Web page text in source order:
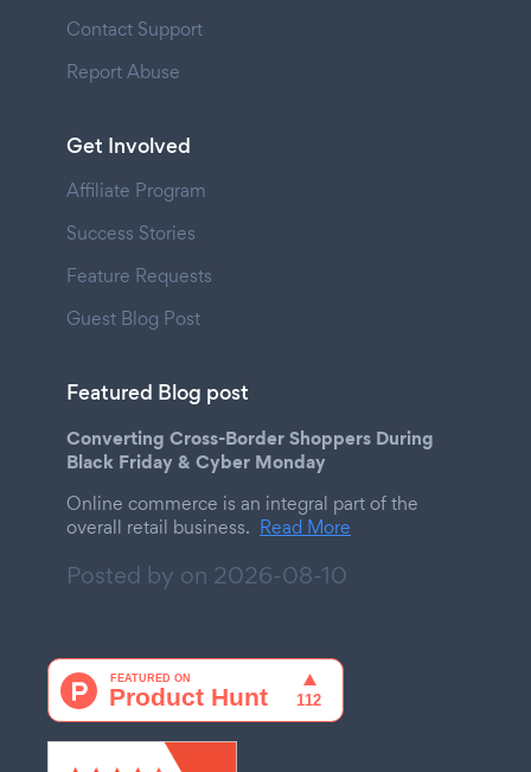
Contact Support
Report Abuse
Get Involved
Affiliate Program
Success Stories
Feature Requests
Guest Blog Post
Featured Blog post
Converting Cross-Border Shoppers During
Black Friday & Cyber Monday
Online commerce is an integral part of the
overall retail business. Read More
Posted by on 2026-08-10